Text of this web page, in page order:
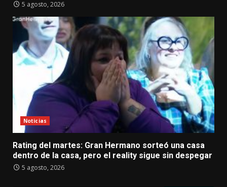
5 agosto, 2026
Noticias
Rating del martes: Gran Hermano sorteó una casa
dentro de la casa, pero el reality sigue sin despegar
5 agosto, 2026